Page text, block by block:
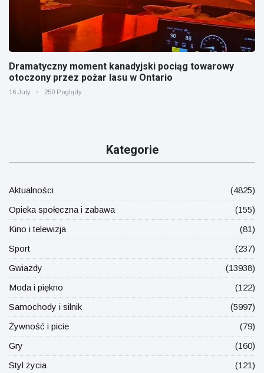
Dramatyczny moment kanadyjski pociąg towarowy
otoczony przez pożar lasu w Ontario
16 July 250 Poglądy
Kategorie
Aktualności
(4825)
Opieka społeczna i zabawa
(155)
Kino i telewizja
(81)
Sport
(237)
Gwiazdy
(13938)
Moda i piękno
(122)
Samochody i silnik
(5997)
Żywność i picie
(79)
Gry
(160)
Styl życia
(121)